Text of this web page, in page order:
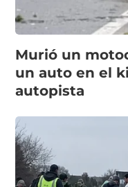
Murió un
un auto en el
autopista